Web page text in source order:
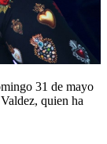
31 de mayo
quien ha